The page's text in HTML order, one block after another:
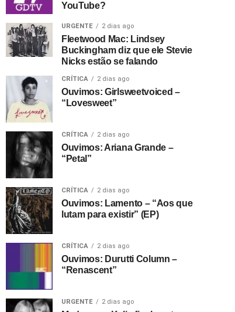
YouTube?
URGENTE 2 dias ago
Fleetwood Mac: Lindsey
Buckingham diz que ele Stevie
Nicks estão se falando
CRÍTICA 2 dias ago
Ouvimos: Girlsweetvoiced –
“Lovesweet”
CRÍTICA 2 dias ago
Ouvimos: Ariana Grande –
“Petal”
CRÍTICA 2 dias ago
Ouvimos: Lamento – “Aos que
lutam para existir” (EP)
CRÍTICA 2 dias ago
Ouvimos: Durutti Column –
“Renascent”
URGENTE 2 dias ago